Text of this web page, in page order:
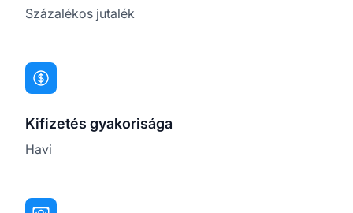
Százalékos jutalék
Kifizetés gyakorisága
Havi